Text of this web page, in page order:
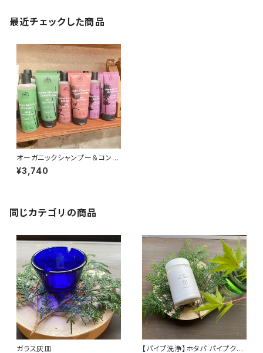
最近チェックした商品
オーガニックシャンプー＆コンデ
ィショナーセット
¥3,740
同じカテゴリの商品
ガラス灰皿
【パイプ洗浄】ホタパ パイプクリ